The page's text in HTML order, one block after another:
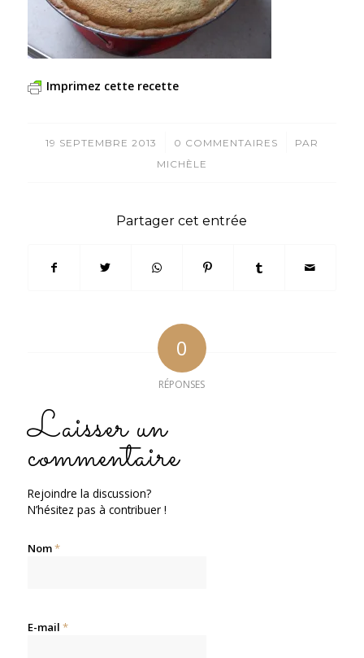
Imprimez cette recette
19 SEPTEMBRE 2013
/ 0 COMMENTAIRES
/
PAR
MICHÈLE
Partager cet entrée
0
RÉPONSES
Laisser un
commentaire
Rejoindre la discussion?
N’hésitez pas à contribuer !
Nom*
E-mail *